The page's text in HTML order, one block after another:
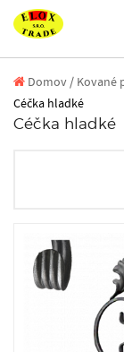
Domov/ Kované
Céčka hladké
Céčka hladké